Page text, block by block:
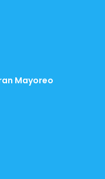
Mayoreo